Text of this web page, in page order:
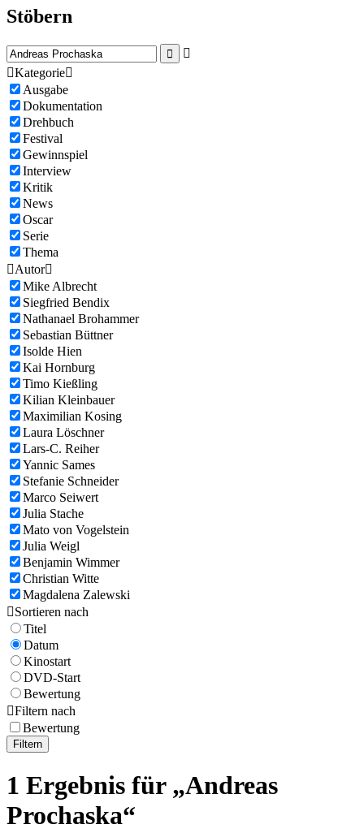
Stöbern


Kategorie
Ausgabe
Dokumentation
Drehbuch
Festival
Gewinnspiel
Interview
Kritik
News
Oscar
Serie
Thema
Autor
Mike Albrecht
Siegfried Bendix
Nathanael Brohammer
Sebastian Büttner
Isolde Hien
Kai Hornburg
Timo Kießling
Kilian Kleinbauer
Maximilian Kosing
Laura Löschner
Lars-C. Reiher
Yannic Sames
Stefanie Schneider
Marco Seiwert
Julia Stache
Mato von Vogelstein
Julia Weigl
Benjamin Wimmer
Christian Witte
Magdalena Zalewski
Sortieren nach
Titel
Datum
Kinostart
DVD-Start
Bewertung
Filtern nach
Bewertung
Filtern
1 Ergebnis für „Andreas
Prochaska“